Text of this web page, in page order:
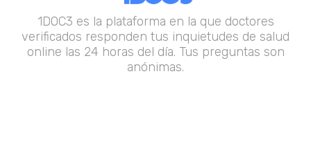
1DOC3 es la plataforma en la que doctores
verificados responden tus inquietudes de salud
online las 24 horas del día. Tus preguntas son
anónimas.